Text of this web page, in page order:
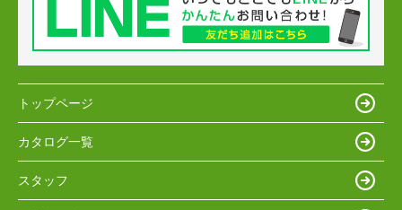
トップページ
カタログ一覧
スタッフ